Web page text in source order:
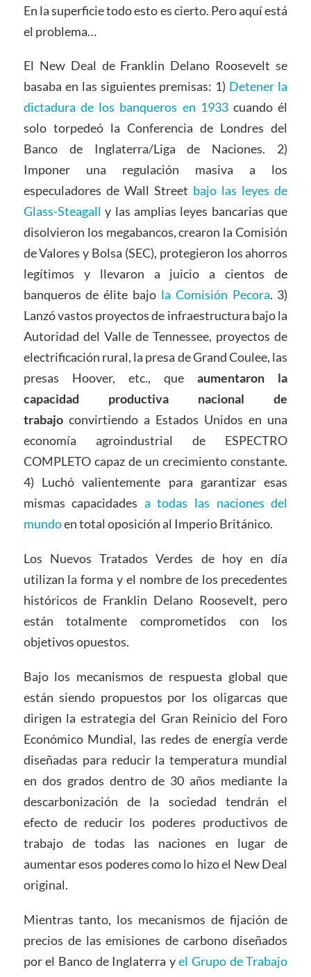
En la superficie todo esto es cierto. Pero aquí está
el problema…
El New Deal de Franklin Delano Roosevelt se
basaba en las siguientes premisas: 1) Detener la
dictadura de los banqueros en 1933cuando él
solo torpedeó la Conferencia de Londres del
Banco de Inglaterra/Liga de Naciones. 2)
Imponer una regulación masiva a los
especuladores de Wall Street bajo las leyes de
Glass-Steagall y las amplias leyes bancarias que
disolvieron los megabancos, crearon la Comisión
de Valores y Bolsa (SEC), protegieron los ahorros
legítimos y llevaron a juicio a cientos de
banqueros de élite bajo la Comisión Pecora. 3)
Lanzó vastos proyectos de infraestructura bajo la
Autoridad del Valle de Tennessee, proyectos de
electrificación rural, la presa de Grand Coulee, las
presas Hoover, etc., queaumentaron la
capacidad productiva nacional de
trabajoconvirtiendo a Estados Unidos en una
economía agroindustrial de ESPECTRO
COMPLETO capaz de un crecimiento constante.
4) Luchó valientemente para garantizar esas
mismas capacidades a todas las naciones del
mundoen total oposición al Imperio Británico.
Los Nuevos Tratados Verdes de hoy en día
utilizan la forma y el nombre de los precedentes
históricos de Franklin Delano Roosevelt, pero
están totalmente comprometidos con los
objetivos opuestos.
Bajo los mecanismos de respuesta global que
están siendo propuestos por los oligarcas que
dirigen la estrategia del Gran Reinicio del Foro
Económico Mundial, las redes de energía verde
diseñadas para reducir la temperatura mundial
en dos grados dentro de 30 años mediante la
descarbonización de la sociedad tendrán el
efecto de reducir los poderes productivos de
trabajo de todas las naciones en lugar de
aumentar esos poderes como lo hizo el New Deal
original.
Mientras tanto, los mecanismos de fijación de
precios de las emisiones de carbono diseñados
por el Banco de Inglaterra yel Grupo de Trabajo